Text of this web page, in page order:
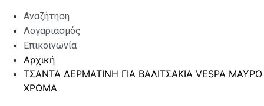
Αναζήτηση
Λογαριασμός
Επικοινωνία
Αρχική
ΤΣΑΝΤΑ ΔΕΡΜΑΤΙΝΗ ΓΙΑ ΒΑΛΙΤΣΑΚΙΑ VESPA ΜΑΥΡΟ
ΧΡΩΜΑ